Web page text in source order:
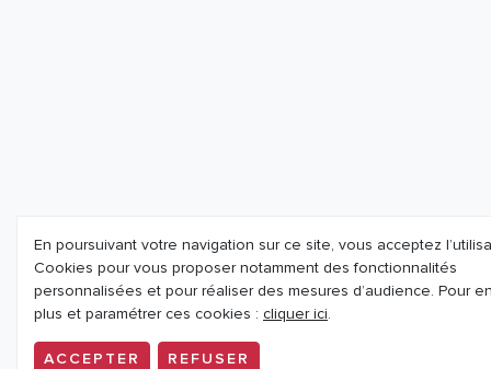
En poursuivant votre navigation sur ce site, vous acceptez
Cookies pour vous proposer notamment des fonctionnalités
personnalisées et pour réaliser des mesures d’audience. Pour
plus et paramétrer ces cookies : cliquer ici.
ACCEPTER REFUSER